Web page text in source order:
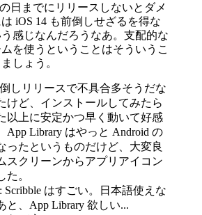
日までにリリースしないとダメ
iOS 14 も前倒しせざるを得な
感じなんだろうなあ。支配的な
を使うということはそういうこ
しょう。
しリリースで不具合多そうだな
けど、インストールしてみたら
以上に安定かつ早く動いて好感
App Library はやっと Android の
ったというものだけど、大変良
スクリーンからアプリアイコン
た。
Scribble はすごい。日本語使えな
と、App Library 欲しい...